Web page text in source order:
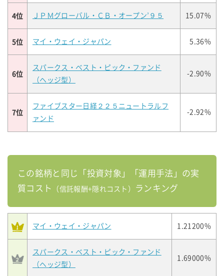
4位 ＪＰＭグローバル・ＣＢ・オープン’９５ 15.07%
5位 マイ・ウェイ・ジャパン 5.36%
6位
スパークス・ベスト・ピック・ファンド
（ヘッジ型）
-2.90%
7位
ファイブスター日経２２５ニュートラルフ
ァンド
-2.92%
この銘柄と同じ「投資対象」「運用手法」の実
質コスト
（信託報酬+隠れコスト） ランキング
マイ・ウェイ・ジャパン 1.21200%
スパークス・ベスト・ピック・ファンド
（ヘッジ型）
1.69000%